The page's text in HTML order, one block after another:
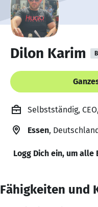
Dilon Karim
Selbstständig,
Essen,
Logg Dich ein, um alle
Fähigkeiten und